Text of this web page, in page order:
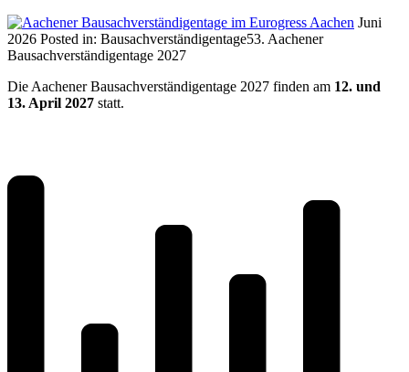
Juni
2026 Posted in: Bausachverständigentage53. Aachener
Bausachverständigentage 2027
Die Aachener Bausachverständigentage 2027 finden am 12. und
13. April 2027 statt.